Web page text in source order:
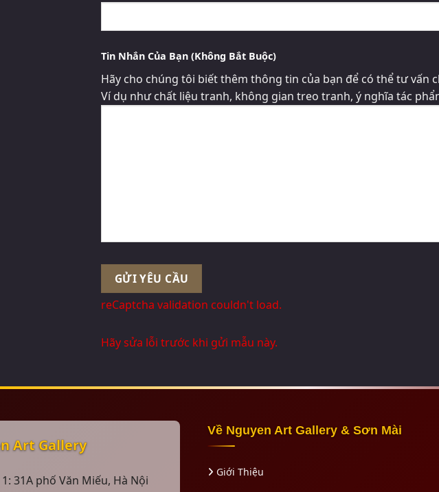
Tin Nhắn Của Bạn (Không Bắt Buộc)
Hãy cho chúng tôi biết thêm thông tin của bạn để có thể tư vấn
Ví dụ như chất liệu tranh, không gian treo tranh, ý nghĩa tác
reCaptcha validation couldn't load.
Hãy sửa lỗi trước khi gửi mẫu này.
Art Gallery
1: 31A phố Văn Miếu, Hà Nội
Về Nguyen Art Gallery & Sơn Mài
Giới Thiệu